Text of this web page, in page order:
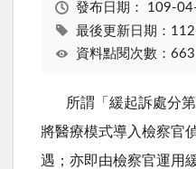
發布日期： 109-
最後更新日期：
資料點閱次數：663
所謂「緩起訴處分第
將醫療模式導入檢察官
遇；亦即由檢察官運用